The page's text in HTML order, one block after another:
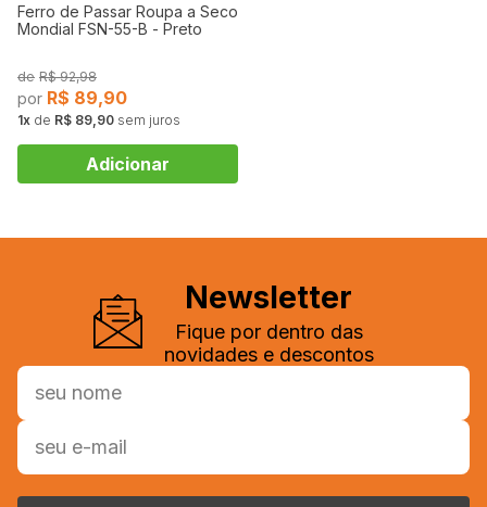
Ferro de Passar Roupa a Seco
Mondial FSN-55-B - Preto
R$ 92,98
R$ 89,90
1 de R$ 89,90 sem juros
Newsletter
Fique por dentro das
novidades e descontos